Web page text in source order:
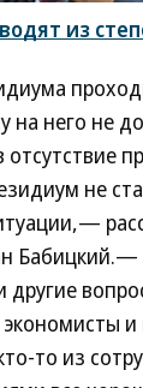
из
на него не
не
Бабицкий.—
другие
экономисты
то из